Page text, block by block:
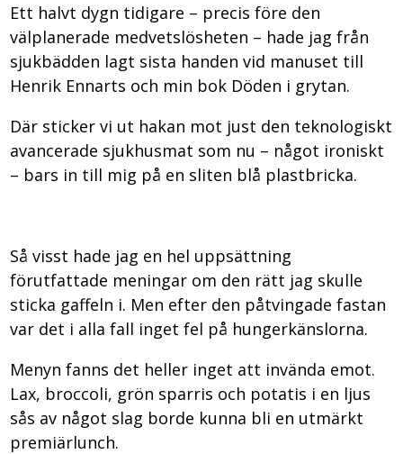
Ett halvt dygn tidigare – precis före den
välplanerade medvetslösheten – hade jag från
sjukbädden lagt sista handen vid manuset till
Henrik Ennarts och min bok Döden i grytan.
Där sticker vi ut hakan mot just den teknologiskt
avancerade sjukhusmat som nu – något ironiskt
– bars in till mig på en sliten blå plastbricka.
Så visst hade jag en hel uppsättning
förutfattade meningar om den rätt jag skulle
sticka gaffeln i. Men efter den påtvingade fastan
var det i alla fall inget fel på hungerkänslorna.
Menyn fanns det heller inget att invända emot.
Lax, broccoli, grön sparris och potatis i en ljus
sås av något slag borde kunna bli en utmärkt
premiärlunch.